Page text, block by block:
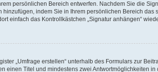
persönlichen Bereich entwerfen. Nachdem Sie die
indem Sie in Ihrem persönlichen Bereich
einfach das Kontrollkästchen „Signatur anhängen“
„Umfrage erstellen“ unterhalb des Formulars zur
Titel und mindestens zwei Antwortmöglichkeiten